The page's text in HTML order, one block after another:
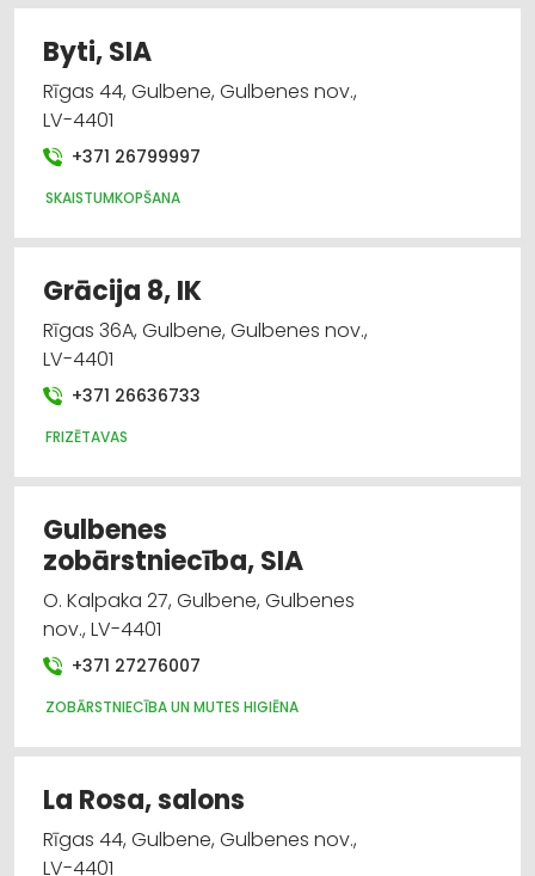
Byti, SIA
Rīgas 44, Gulbene, Gulbenes nov.,
LV-4401
+371 26799997
SKAISTUMKOPŠANA
Grācija 8, IK
Rīgas 36A, Gulbene, Gulbenes nov.,
LV-4401
+371 26636733
FRIZĒTAVAS
Gulbenes
zobārstniecība, SIA
O. Kalpaka 27, Gulbene, Gulbenes
nov., LV-4401
+371 27276007
ZOBĀRSTNIECĪBA UN MUTES HIGIĒNA
La Rosa, salons
Rīgas 44, Gulbene, Gulbenes nov.,
LV-4401